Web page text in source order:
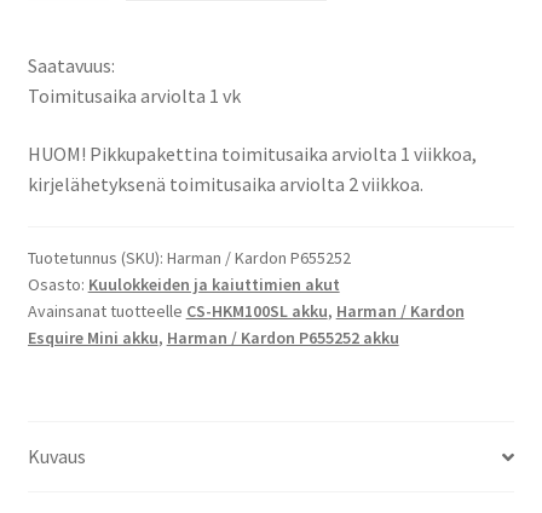
Esquire
Mini
akku
Ion
3,7V
2100mAh
7,8Wh
Saatavuus:
Toimitusaika arviolta 1 vk
HUOM! Pikkupakettina toimitusaika arviolta 1 viikkoa,
kirjelähetyksenä toimitusaika arviolta 2 viikkoa.
Tuotetunnus (SKU): Harman / Kardon P655252
Osasto: Kuulokkeiden ja kaiuttimien akut
Avainsanat tuotteelle CS-HKM100SL akku, Harman / Kardon
Esquire Mini akku, Harman / Kardon P655252 akku
Kuvaus